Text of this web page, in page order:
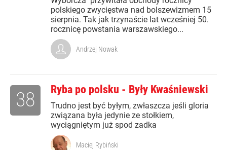
polskiego zwycięstwa nad bolszewizmem 15
sierpnia. Tak jak trzynaście lat wcześniej 50.
rocznicę powstania warszawskiego...
Andrzej Nowak
Ryba po polsku - Były Kwaśniewski
Trudno jest być byłym, zwłaszcza jeśli gloria
związana była jedynie ze stołkiem,
wyciągniętym już spod zadka
38
Maciej Rybiński